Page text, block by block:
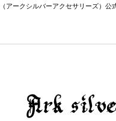
アークシルバーアクセサリーズ）公